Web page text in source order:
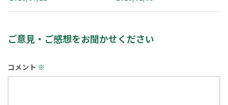
ご意見・ご感想をお聞かせください
コメント ※